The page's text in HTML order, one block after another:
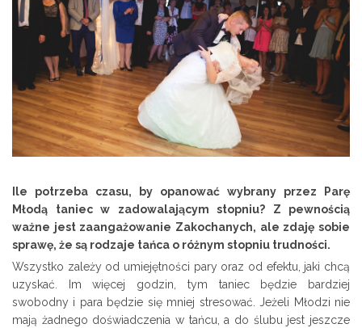
Ile potrzeba czasu, by opanować wybrany przez Parę
Młodą taniec w zadowalającym stopniu? Z pewnością
ważne jest zaangażowanie Zakochanych, ale zdaję sobie
sprawę, że są rodzaje tańca o różnym stopniu trudności.
Wszystko zależy od umiejętności pary oraz od efektu, jaki chcą
uzyskać. Im więcej godzin, tym taniec będzie bardziej
swobodny i para będzie się mniej stresować. Jeżeli Młodzi nie
mają żadnego doświadczenia w tańcu, a do ślubu jest jeszcze